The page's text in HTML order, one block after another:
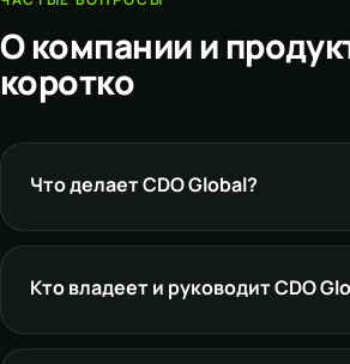
О компании и
коротко
Что делает CDO Global?
Кто владеет и руководит CDO